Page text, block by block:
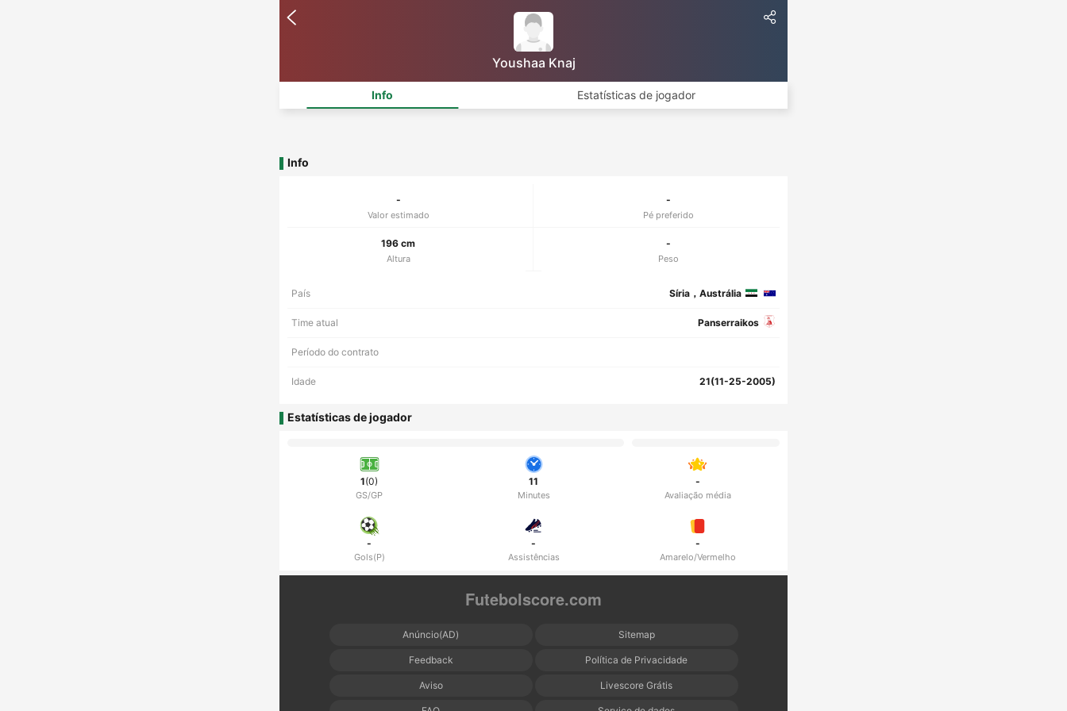
Youshaa Knaj
Info Estatísticas de jogador
Info
-
Valor estimado
-
Pé preferido
196 cm
Altura
-
Peso
País Síria，Austrália
Time atual Panserraikos
Período do contrato
Idade 21(11-25-2005)
Estatísticas de jogador
1(0)
GS/GP
11
Minutes
-
Avaliação média
-
Gols(P)
-
Assistências
-
Amarelo/Vermelho
Futebolscore.com
Anúncio(AD) Sitemap
Feedback Política de Privacidade
Aviso Livescore Grátis